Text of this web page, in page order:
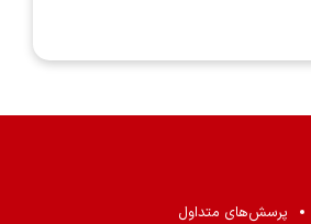
پرسش‌های متداول